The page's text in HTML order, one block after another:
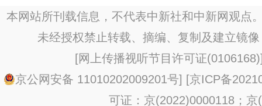
幕
本网站所刊载信息，不代表中新社和中新网观点
未经授权禁止转载、摘编、复制及建立镜
[网上传播视听节目许可证(0106168)
京公网安备 11010202009201号] [京ICP备
可证：京(2022)0000118；京